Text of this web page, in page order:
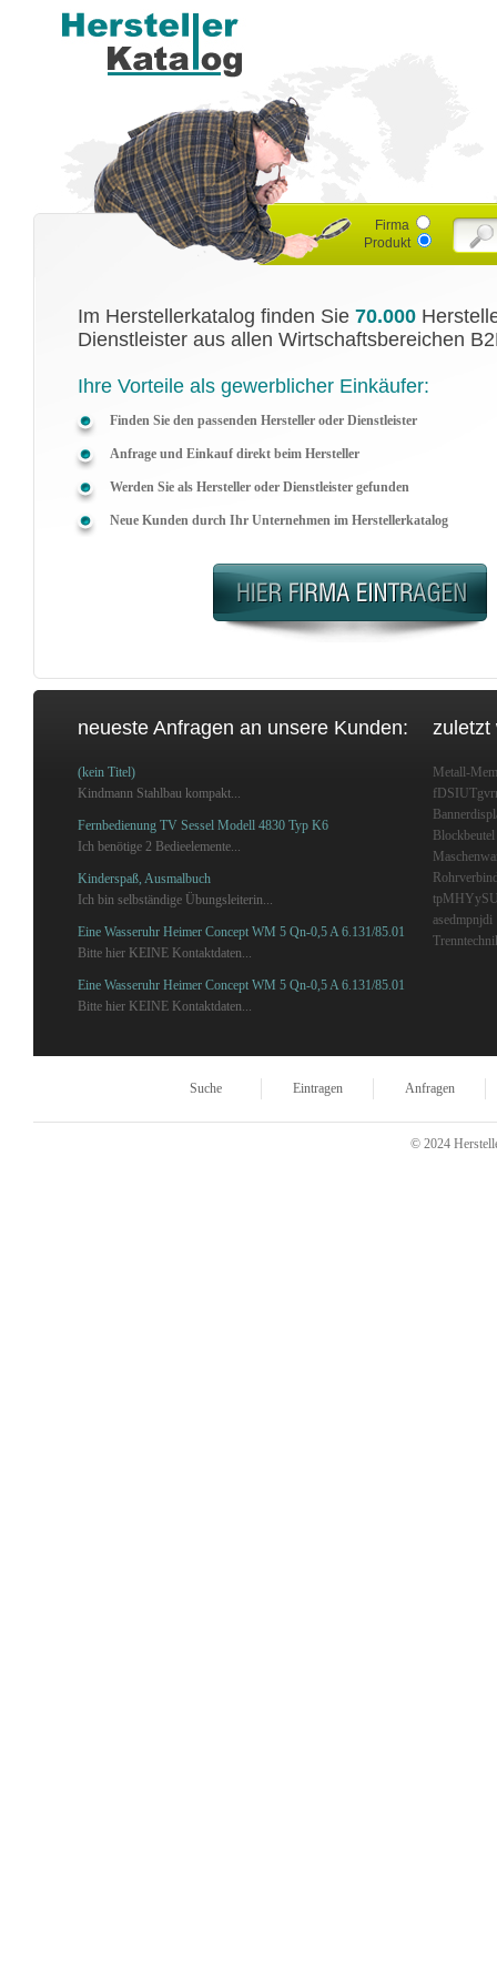
Firma
Produkt
Im Herstellerkatalog finden Sie 70.000
Dienstleister aus allen Wirtschaftsbereichen
Ihre Vorteile als gewerblicher Einkäufer:
Finden Sie den passenden Hersteller oder Dienstleister
Anfrage und Einkauf direkt beim Hersteller
Werden Sie als Hersteller oder Dienstleister gefunden
Neue Kunden durch Ihr Unternehmen im Herstellerkatalog
neueste Anfragen an unsere Kunden:
(kein Titel)
Kindmann Stahlbau kompakt...
Fernbedienung TV Sessel Modell 4830 Typ K6
Ich benötige 2 Bedieelemente...
Kinderspaß, Ausmalbuch
Ich bin selbständige Übungsleiterin...
Eine Wasseruhr Heimer Concept WM 5 Qn-0,5 A 6.131/85.01
Bitte hier KEINE Kontaktdaten...
Eine Wasseruhr Heimer Concept WM 5 Qn-0,5 A 6.131/85.01
Bitte hier KEINE Kontaktdaten...
zuletzt
Metall-
Blockbeutel
asedmpnjdi
Suche Eintragen Anfragen
© 2024